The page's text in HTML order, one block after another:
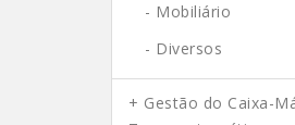
- Mobiliário
- Diversos
Gestão do Caixa-